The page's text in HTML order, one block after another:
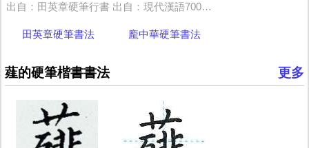
出自：田英章硬筆行書
田英章硬筆書法
出自：現代漢語7000通用字行書鋼筆字帖
龐中華硬筆書法
薤的硬筆楷書書法 更多